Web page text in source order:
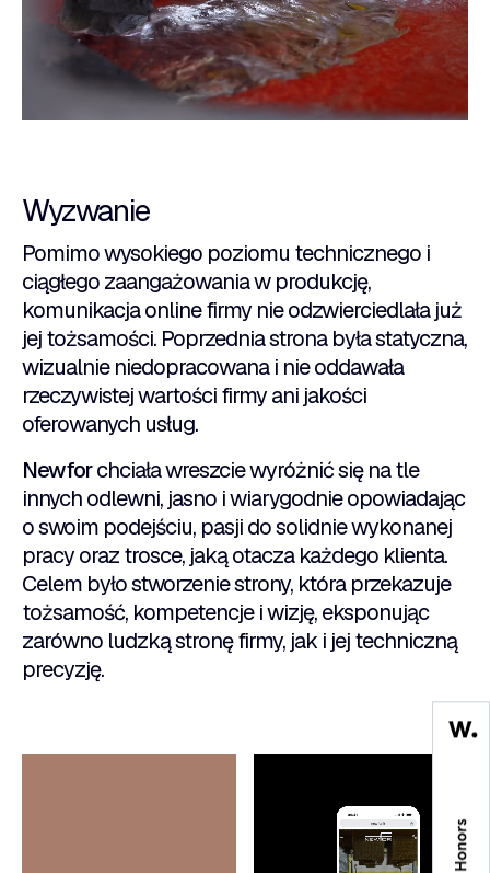
Wyzwanie
Pomimo wysokiego poziomu technicznego i
ciągłego zaangażowania w produkcję,
komunikacja online firmy nie odzwierciedlała już
jej tożsamości. Poprzednia strona była statyczna,
wizualnie niedopracowana i nie oddawała
rzeczywistej wartości firmy ani jakości
oferowanych usług.
Newforchciała wreszcie wyróżnić się na tle
innych odlewni, jasno i wiarygodnie opowiadając
o swoim podejściu, pasji do solidnie wykonanej
pracy oraz trosce, jaką otacza każdego klienta.
Celem było stworzenie strony, która przekazuje
tożsamość, kompetencje i wizję, eksponując
zarówno ludzką stronę firmy, jak i jej techniczną
precyzję.